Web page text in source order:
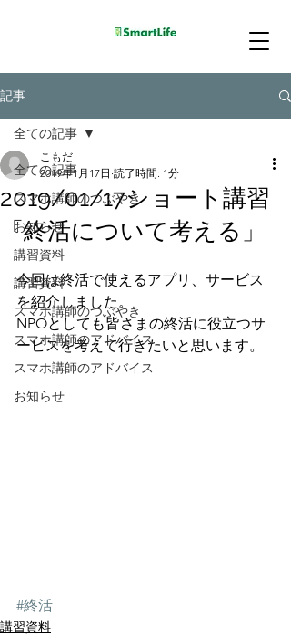
記事
全ての記事
スマホ講師のつぶやき
お知らせ
講習資料
講習資料
スマホ講師のつぶやき
スマホ講師のアドバイス
スマホ講師のアドバイス
お知らせ
全ての記事
2019/01/17ショート講習
「終活について考える」
こもだ
2019年1月17日 読了時間: 1分
今回は終活で使えるアプリ、サービス
を紹介しました。
NPOとしても皆さまの終活に役立つサ
ービスを考えて行きたいと思います。
#終活
講習資料